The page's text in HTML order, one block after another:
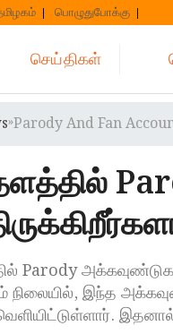
பொழுதுபோக்கு
செய்திகள்
»Parody And Fan
Parody
நிலையில், இந்த
இதனால்